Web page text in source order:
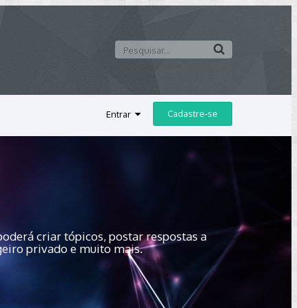
Entrar Cadastre-se
criar tópicos, postar respostas a
privado e muito mais.